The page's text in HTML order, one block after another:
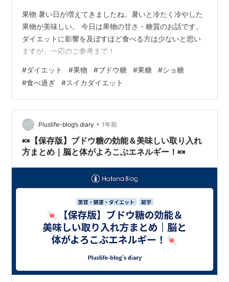
果物 暑い日が増えてきましたね。暑いと冷たく冷やした
果物が美味しい。 今日は果物の甘さ・糖質のお話です。
ダイエットに影響を及ぼすほど食べる方は少ないと思い
ますが、一応のご参考まで！
#ダイエット #果物 #ブドウ糖 #果糖 #ショ糖
#食べ過ぎ #スイカダイエット
Pluslife-blog’s diary • 1年前
🍬【保存版】ブドウ糖の効能＆美味しい取り入れ
方まとめ｜脳と体がよろこぶエネルギー！🍬